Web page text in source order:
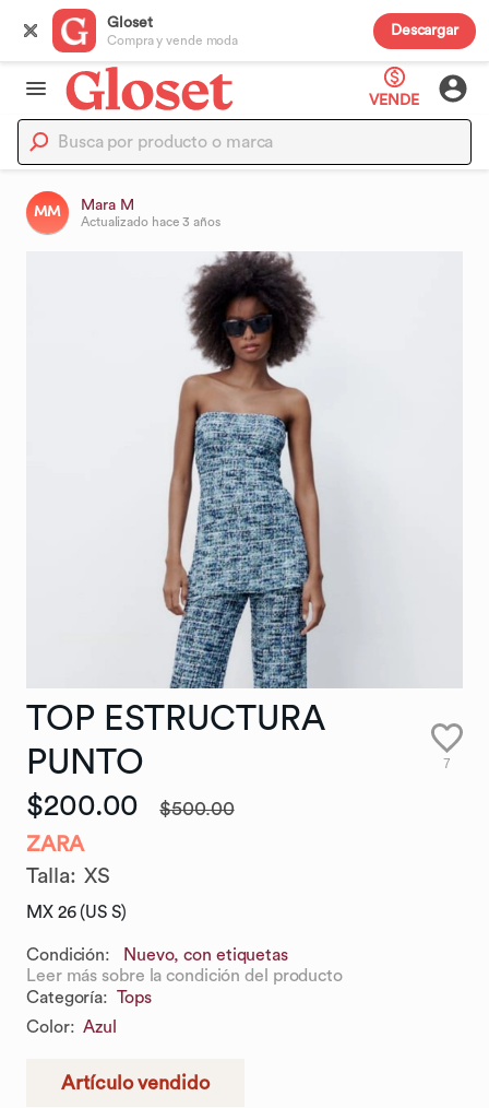
Gloset
Compra y vende moda
Descargar
VENDE
MM Mara M
Actualizado hace 3 años
TOP ESTRUCTURA
PUNTO
7
$200.00 $500.00
ZARA
Talla: XS
MX 26 (US S)
Condición:
Nuevo, con etiquetas
Leer más sobre la condición del producto
Categoría: Tops
Color: Azul
Artículo vendido